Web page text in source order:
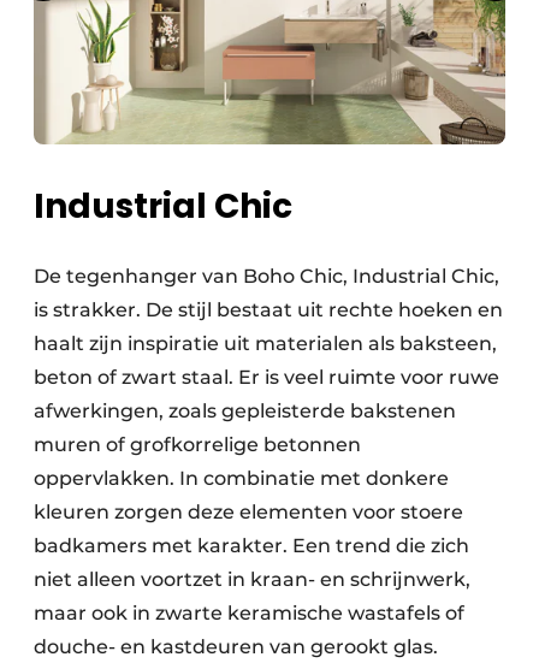
Industrial Chic
De tegenhanger van Boho Chic, Industrial Chic,
is strakker. De stijl bestaat uit rechte hoeken en
haalt zijn inspiratie uit materialen als baksteen,
beton of zwart staal. Er is veel ruimte voor ruwe
afwerkingen, zoals gepleisterde bakstenen
muren of grofkorrelige betonnen
oppervlakken. In combinatie met donkere
kleuren zorgen deze elementen voor stoere
badkamers met karakter. Een trend die zich
niet alleen voortzet in kraan- en schrijnwerk,
maar ook in zwarte keramische wastafels of
douche- en kastdeuren van gerookt glas.